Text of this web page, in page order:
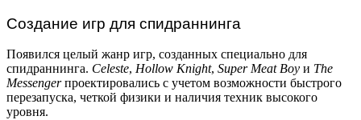
Создание игр для спидраннинга
Появился целый жанр игр, созданных специально для
спидраннинга. Celeste, Hollow Knight, Super Meat Boy и The
Messengerпроектировались с учетом возможности быстрого
перезапуска, четкой физики и наличия техник высокого
уровня.